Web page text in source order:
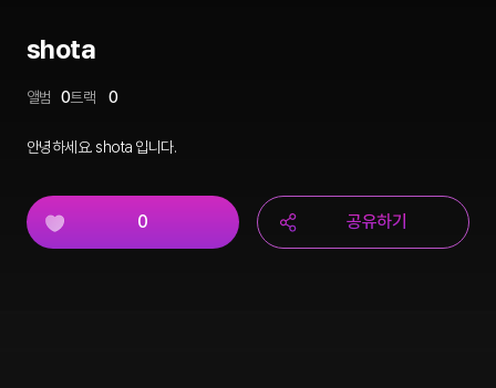
shota
앨범 0트랙 0
안녕하세요. shota 입니다.
0 공유하기